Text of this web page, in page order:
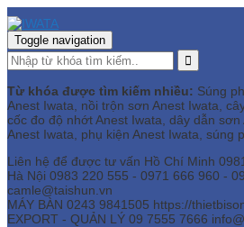
Toggle navigation
Từ khóa được tìm kiếm nhiều: Súng
Anest Iwata, nồi trộn sơn Anest Iwata,
cốc đo độ nhớt Anest Iwata, dây dẫn
Anest Iwata, phụ kiện Anest Iwata, súng
Liên hệ để được tư vấn Hồ Chí Minh
Hà Nội 0983 220 555 - 0971 666 960 -
camle@taishun.vn
MÁY BÀN 0243 9841505 https://
EXPORT - QUẢN LÝ 09 7555 7666